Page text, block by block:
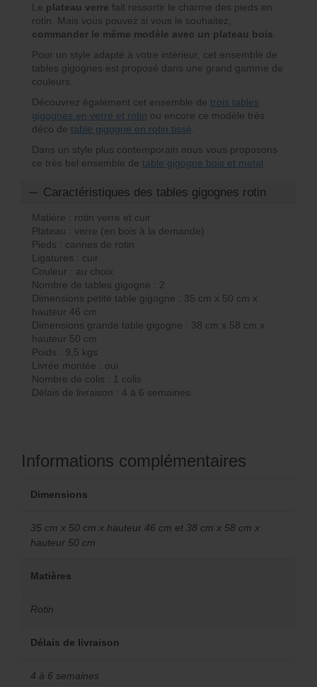
Le plateau verre fait ressortir le charme des pieds en
rotin. Mais vous pouvez si vous le souhaitez,
commander le même modèle avec un plateau bois
Pour un style adapté à votre intérieur, cet ensemble de
tables gigognes est proposé dans une grand gamme de
couleurs.
Découvrez également cet ensemble de trois tables
gigognes en verre et rotin ou encore ce modèle très
déco de table gigogne en rotin tissé
Dans un style plus contemporain nous vous proposons
ce très bel ensemble de table gigogne bois et metal
Caractéristiques des tables gigognes rotin
Matière : rotin verre et cuir
Plateau : verre (en bois à la demande)
Pieds : cannes de rotin
Ligatures : cuir
Couleur : au choix
Nombre de tables gigogne : 2
Dimensions petite table gigogne : 35 cm x 50 cm x
hauteur 46 cm
Dimensions grande table gigogne : 38 cm x 58 cm x
hauteur 50 cm
Poids : 9,5 kgs
Livrée montée : oui
Nombre de colis : 1 colis
Délais de livraison : 4 à 6 semaines.
Informations complémentaires
Dimensions
35 cm x 50 cm x hauteur 46 cm et 38 cm x 58 cm x
hauteur 50 cm
Matières
Rotin
Délais de livraison
4 à 6 semaines